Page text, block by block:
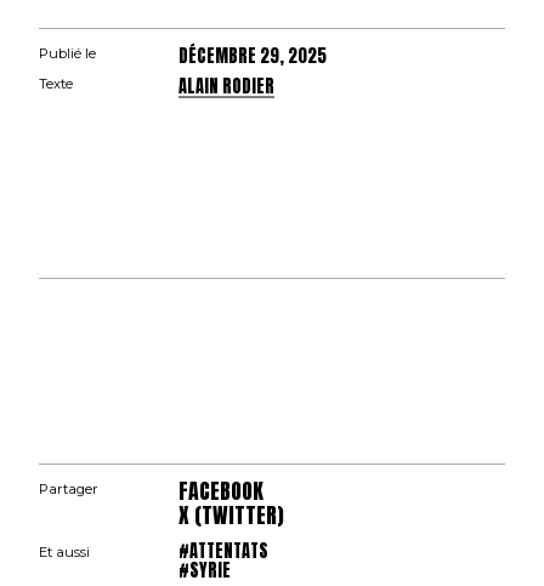
Publié le DÉCEMBRE 29, 2025
Texte ALAIN RODIER
Partager FACEBOOK
X (TWITTER)
Et aussi #ATTENTATS
#SYRIE